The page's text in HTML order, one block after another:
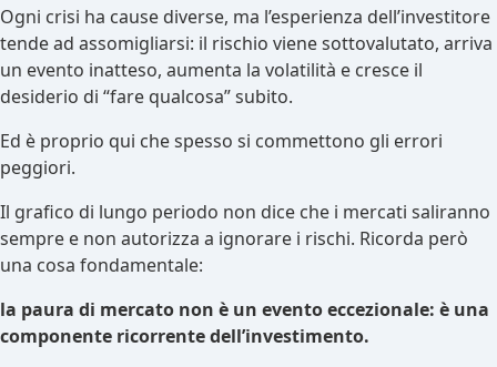
Ogni crisi ha cause diverse, ma l’esperienza dell’investitore
tende ad assomigliarsi: il rischio viene sottovalutato, arriva
un evento inatteso, aumenta la volatilità e cresce il
desiderio di “fare qualcosa” subito.
Ed è proprio qui che spesso si commettono gli errori
peggiori.
Il grafico di lungo periodo non dice che i mercati saliranno
sempre e non autorizza a ignorare i rischi. Ricorda però
una cosa fondamentale:
la paura di mercato non è un evento eccezionale: è una
componente ricorrente dell’investimento.